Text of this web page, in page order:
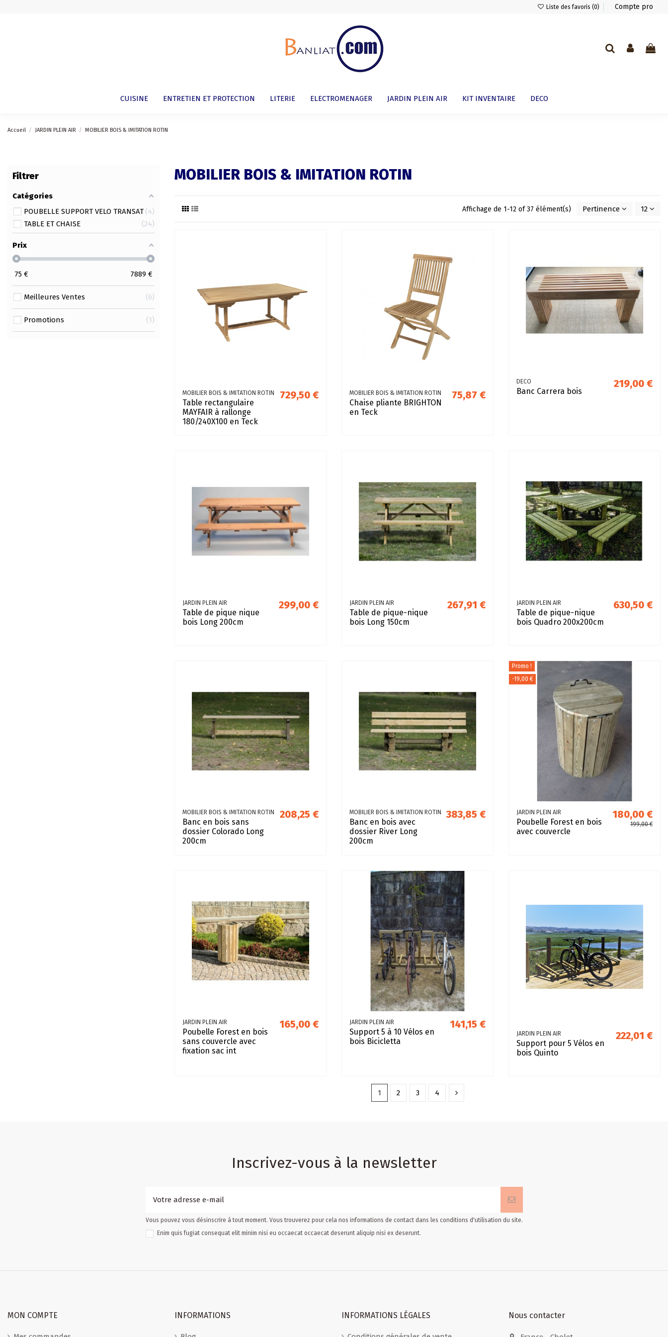
Compte pro
Liste des favoris (0)
CUISINE ENTRETIEN ET PROTECTION LITERIE ELECTROMENAGER JARDIN PLEIN AIR KIT INVENTAIRE DECO
Accueil JARDIN PLEIN AIR MOBILIER BOIS & IMITATION ROTIN
MOBILIER BOIS & IMITATION ROTIN
Affichage de 1-12 of 37 élément(s) Pertinence 12
MOBILIER BOIS & IMITATION ROTIN
Table rectangulaire
MAYFAIR à rallonge
180/240X100 en Teck
729,50 € MOBILIER BOIS & IMITATION ROTIN
Chaise pliante BRIGHTON
en Teck
75,87 €
DECO
Banc Carrera bois
219,00 €
JARDIN PLEIN AIR
Table de pique nique
bois Long 200cm
299,00 € JARDIN PLEIN AIR
Table de pique-nique
bois Long 150cm
267,91 € JARDIN PLEIN AIR
Table de pique-nique
bois Quadro 200x200cm
630,50 €
MOBILIER BOIS & IMITATION ROTIN
Banc en bois sans
dossier Colorado Long
200cm
208,25 € MOBILIER BOIS & IMITATION ROTIN
Banc en bois avec
dossier River Long
200cm
383,85 €
Promo !
-19,00 €
JARDIN PLEIN AIR
Poubelle Forest en bois
avec couvercle
180,00 €
199,00 €
JARDIN PLEIN AIR
Poubelle Forest en bois
sans couvercle avec
fixation sac int
165,00 € JARDIN PLEIN AIR
Support 5 à 10 Vélos en
bois Bicicletta
141,15 €
JARDIN PLEIN AIR
Support pour 5 Vélos en
bois Quinto
222,01 €
1 2 3 4
Filtrer
Catégories
POUBELLE SUPPORT VELO TRANSAT 4
TABLE ET CHAISE
24
Prix
75 € 7889 €
Meilleures Ventes 6
Promotions 1
Inscrivez-vous à la newsletter
Vous pouvez vous désinscrire à tout moment. Vous trouverez pour cela nos informations de contact dans les conditions d'utilisation du site.
Enim quis fugiat consequat elit minim nisi eu occaecat occaecat deserunt aliquip nisi ex deserunt.
MON COMPTE INFORMATIONS INFORMATIONS LÉGALES Nous contacter